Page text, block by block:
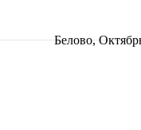
Белово,